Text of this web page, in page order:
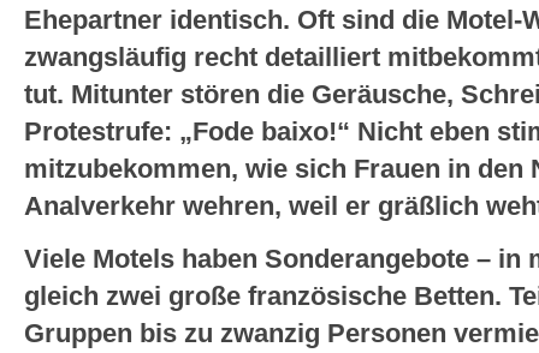
Ehepartner identisch. Oft sind die Motel-
zwangsläufig recht detailliert
tut. Mitunter stören die Geräusche,
Protestrufe: „Fode baixo!“ Nicht eben
mitzubekommen, wie sich Frauen in den
Analverkehr wehren, weil er gräßlich
Viele Motels haben Sonderangebote – in
gleich zwei große französische Betten.
Gruppen bis zu zwanzig Personen